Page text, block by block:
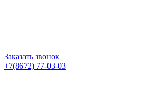
Заказать звонок
+7(8672) 77-03-03